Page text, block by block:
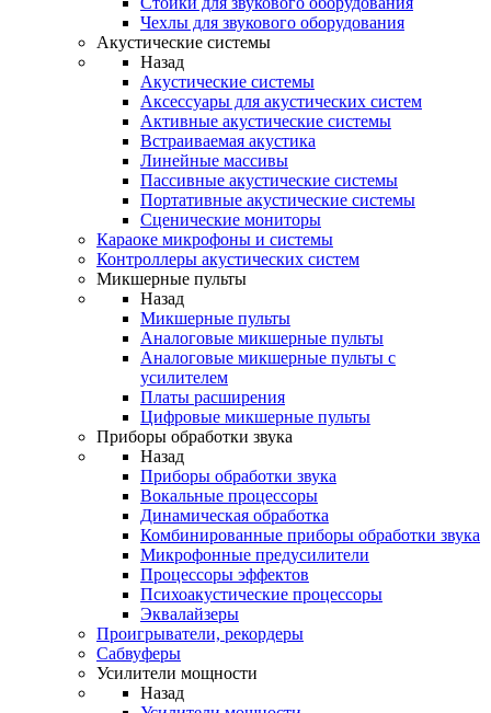
Чехлы для звукового оборудования
Акустические системы
Назад
Акустические системы
Аксессуары для акустических систем
Активные акустические системы
Встраиваемая акустика
Линейные массивы
Пассивные акустические системы
Портативные акустические системы
Сценические мониторы
Караоке микрофоны и системы
Контроллеры акустических систем
Микшерные пульты
Назад
Микшерные пульты
Аналоговые микшерные пульты
Аналоговые микшерные пульты с
усилителем
Платы расширения
Цифровые микшерные пульты
Приборы обработки звука
Назад
Приборы обработки звука
Вокальные процессоры
Динамическая обработка
Комбинированные приборы обработки звука
Микрофонные предусилители
Процессоры эффектов
Психоакустические процессоры
Эквалайзеры
Проигрыватели, рекордеры
Сабвуферы
Усилители мощности
Назад